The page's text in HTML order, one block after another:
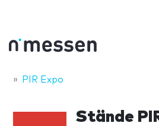
PIR Expo
Stände